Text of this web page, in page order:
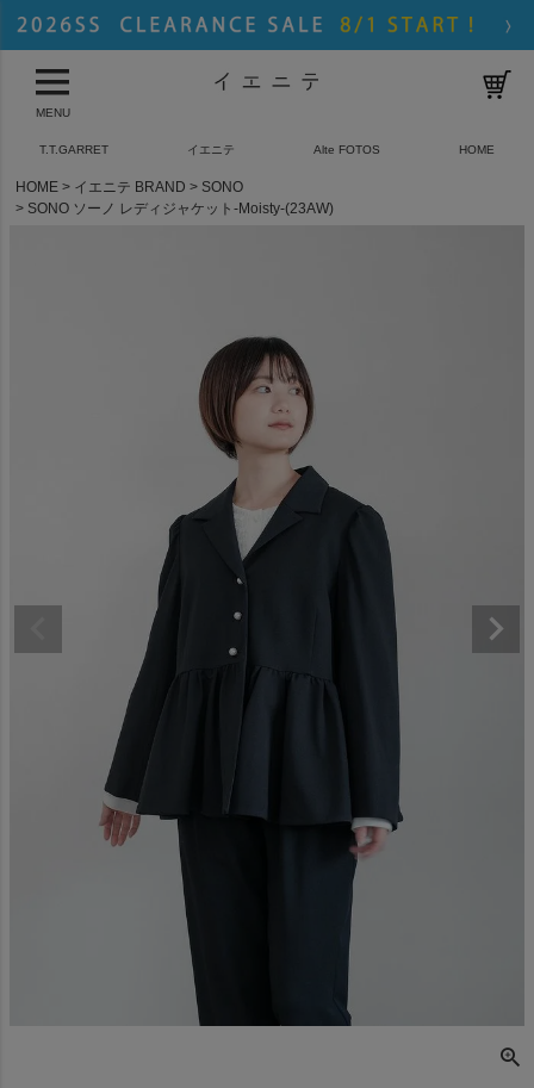
MENU
T.T.GARRET イエニテ Alte FOTOS HOME
HOME イエニテ BRAND
SONO
SONO ソーノ レディジャケット-Moisty-(23AW)